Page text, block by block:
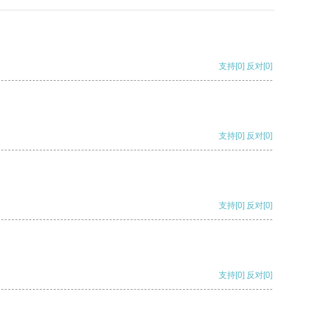
支持[0] 反对[0]
支持[0] 反对[0]
支持[0] 反对[0]
支持[0] 反对[0]